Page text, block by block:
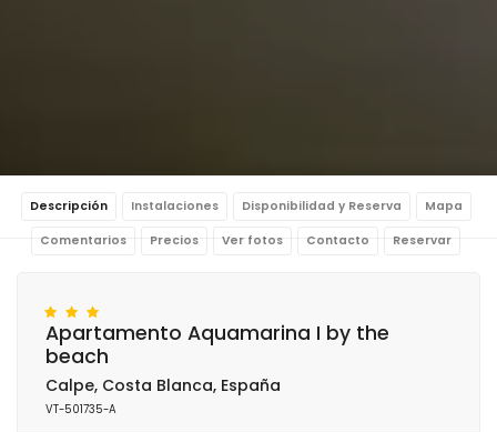
Descripción Instalaciones Disponibilidad y Reserva Mapa
Comentarios Precios Ver fotos Contacto Reservar
Apartamento Aquamarina I by the
beach
Calpe, Costa Blanca, España
VT-501735-A